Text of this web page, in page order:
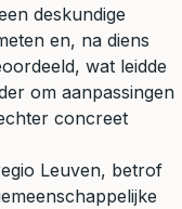
deskundige
en, na diens
wat leidde
om aanpassingen
concreet
Leuven, betrof